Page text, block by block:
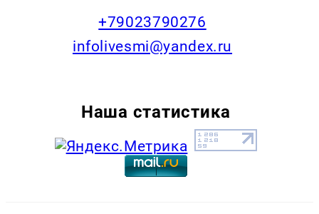
+79023790276
infolivesmi@yandex.ru
Наша статистика